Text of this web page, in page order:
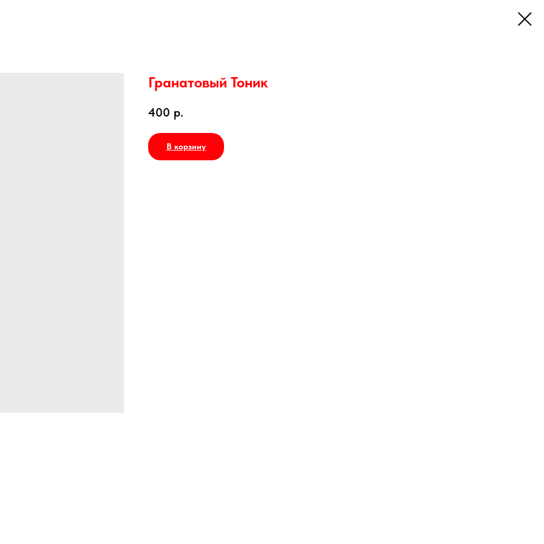
Гранатовый Тоник
400 р.
В корзину